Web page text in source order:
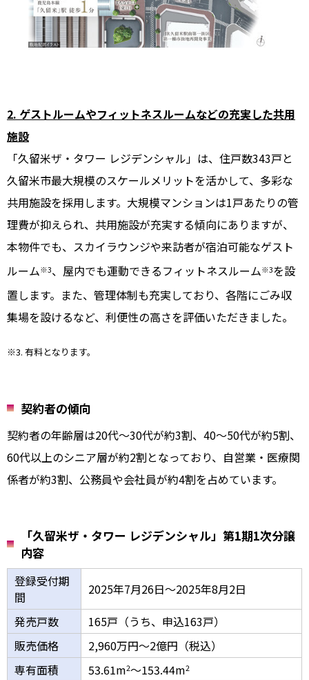
2. ゲストルームやフィットネスルームなどの充実した共用
施設
「久留米ザ・タワー レジデンシャル」は、住戸数343戸と
久留米市最大規模のスケールメリットを活かして、多彩な
共用施設を採用します。大規模マンションは1戸あたりの管
理費が抑えられ、共用施設が充実する傾向にありますが、
本物件でも、スカイラウンジや来訪者が宿泊可能なゲスト
ルーム※3、屋内でも運動できるフィットネスルーム※3を設
置します。また、管理体制も充実しており、各階にごみ収
集場を設けるなど、利便性の高さを評価いただきました。
※3. 有料となります。
契約者の傾向
契約者の年齢層は20代～30代が約3割、40～50代が約5割、
60代以上のシニア層が約2割となっており、自営業・医療関
係者が約3割、公務員や会社員が約4割を占めています。
「久留米ザ・タワー レジデンシャル」第1期1次分譲
内容
登録受付期
間
2025年7月26日～2025年8月2日
発売戸数
165戸（うち、申込163戸）
販売価格
2,960万円～2億円（税込）
専有面積
53.61m2～153.44m2